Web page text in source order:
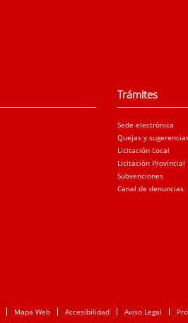
Trámites
Sede electrónica
Quejas y
Licitación Local
Licitación Provincial
Subvenciones
Canal de denuncias
Mapa Web Accesibilidad Aviso Legal